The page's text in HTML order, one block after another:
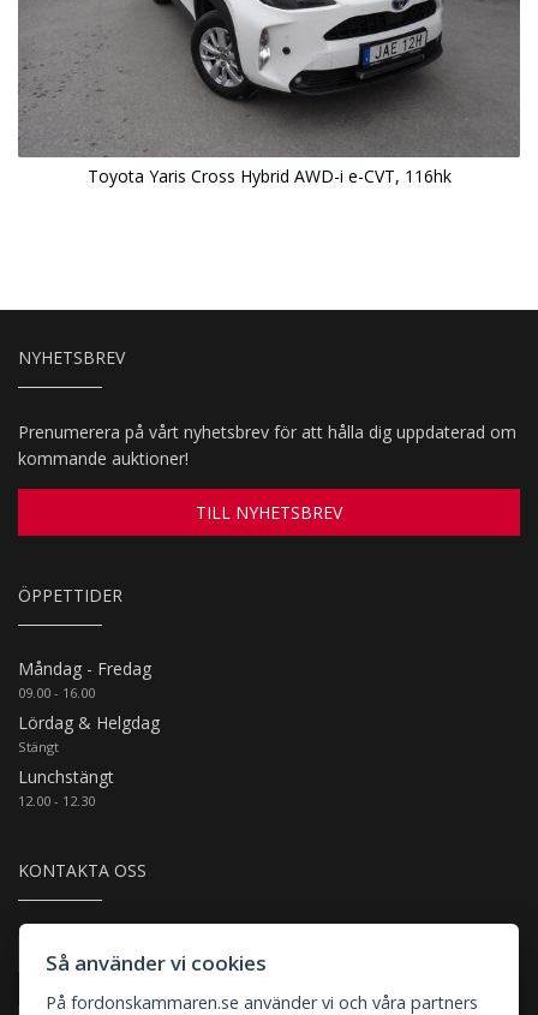
Toyota Yaris Cross Hybrid AWD-i e-CVT, 116hk
NYHETSBREV
Prenumerera på vårt nyhetsbrev för att hålla dig uppdaterad om
kommande auktioner!
TILL NYHETSBREV
ÖPPETTIDER
Måndag - Fredag
09.00 - 16.00
Lördag & Helgdag
Stängt
Lunchstängt
12.00 - 12.30
KONTAKTA OSS
Arlandastad (Motortown)
Så använder vi cookies
På fordonskammaren.se använder vi och våra partners